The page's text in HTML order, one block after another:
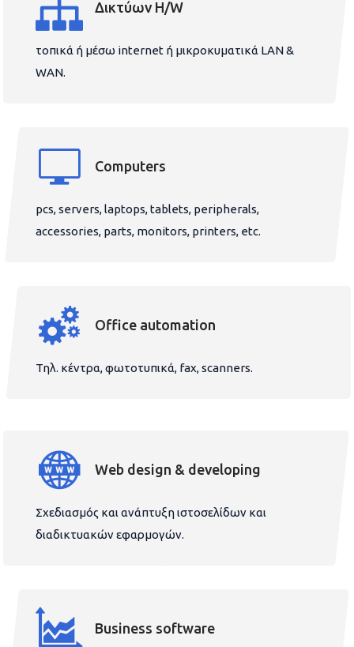
Δικτύων H/W
τοπικά ή μέσω internet ή μικροκυματικά LAN &
WAN.
Computers
pcs, servers, laptops, tablets, peripherals,
accessories, parts, monitors, printers, etc.
Office automation
Τηλ. κέντρα, φωτοτυπικά, fax, scanners.
Web design & developing
Σχεδιασμός και ανάπτυξη ιστοσελίδων και
διαδικτυακών εφαρμογών.
Business software